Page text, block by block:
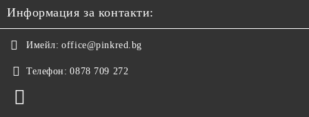
Информация за контакти:
Имейл: office@pinkred.bg
Телефон: 0878 709 272